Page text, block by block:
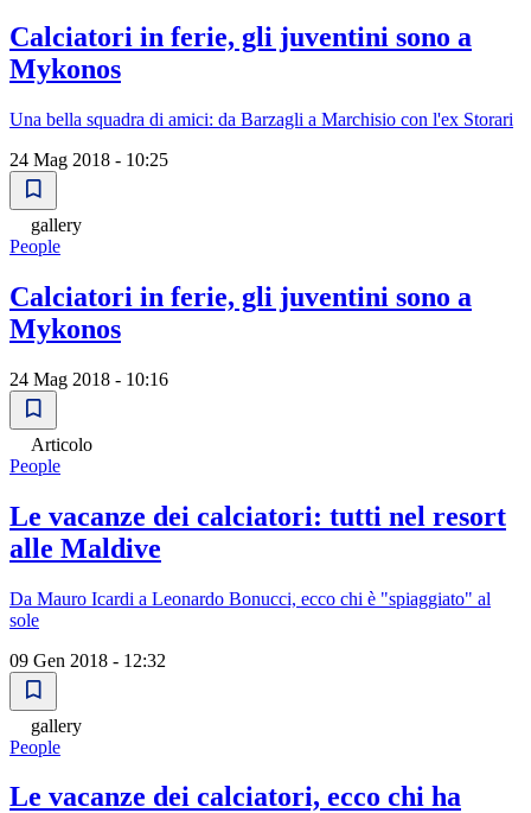
Calciatori in ferie, gli juventini sono a
Mykonos
Una bella squadra di amici: da Barzagli a Marchisio con l'ex Storari
24 Mag 2018 - 10:25
gallery
People
Calciatori in ferie, gli juventini sono a
Mykonos
24 Mag 2018 - 10:16
Articolo
People
Le vacanze dei calciatori: tutti nel resort
alle Maldive
Da Mauro Icardi a Leonardo Bonucci, ecco chi è "spiaggiato" al
sole
09 Gen 2018 - 12:32
gallery
People
Le vacanze dei calciatori, ecco chi ha